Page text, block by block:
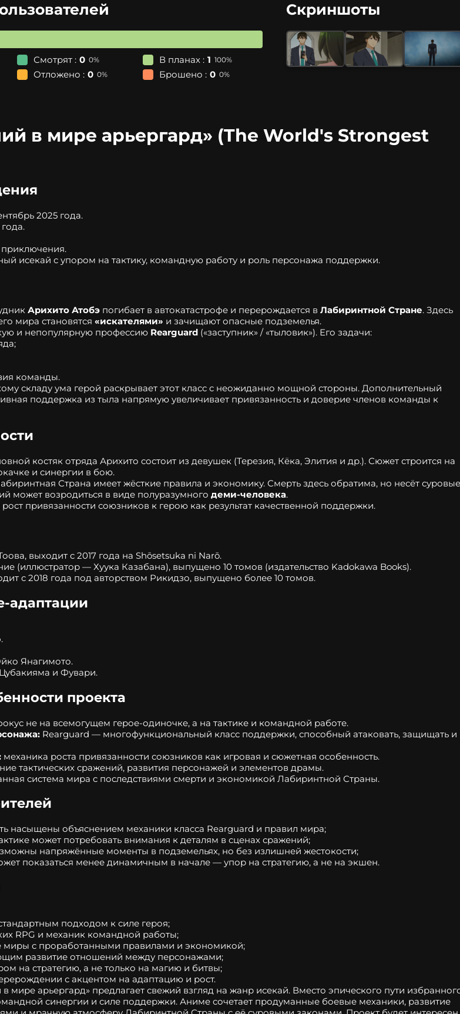
Смотрят : 0 0% В планах : 1 100%
Отложено : 0 0% Брошено : 0 0%
Скриншоты
в мире арьергард» (The World's Strongest
2025 года.
приключения.
исекай с упором на тактику, командную работу и роль персонажа поддержки.
Арихито Атобэ погибает в автокатастрофе и перерождается в Лабиринтной Стране. Здесь
мира становятся «искателями» и зачищают опасные подземелья.
и непопулярную профессию Rearguard («заступник» / «тыловик»). Его задачи:
команды.
складу ума герой раскрывает этот класс с неожиданно мощной стороны. Дополнительный
поддержка из тыла напрямую увеличивает привязанность и доверие членов команды к
костяк отряда Арихито состоит из девушек (Терезия, Кёка, Элития и др.). Сюжет строится на
и синергии в бою.
Страна имеет жёсткие правила и экономику. Смерть здесь обратима, но несёт
может возродиться в виде полуразумного деми‑человека.
рост привязанности союзников к герою как результат качественной поддержки.
выходит с 2017 года на Shōsetsuka ni Narō.
(иллюстратор — Хуука Казабана), выпущено 10 томов (издательство Kadokawa Books).
с 2018 года под авторством Рикидзо, выпущено более 10 томов.
Янагимото.
и Фувари.
проекта
не на всемогущем герое‑одиночке, а на тактике и командной работе.
Rearguard — многофункциональный класс поддержки, способный атаковать, защищать и
механика роста привязанности союзников как игровая и сюжетная особенность.
тактических сражений, развития персонажей и элементов драмы.
система мира с последствиями смерти и экономикой Лабиринтной Страны.
насыщены объяснением механики класса Rearguard и правил мира;
может потребовать внимания к деталям в сценах сражений;
напряжённые моменты в подземельях, но без излишней жестокости;
показаться менее динамичным в начале — упор на стратегию, а не на экшен.
подходом к силе героя;
RPG и механик командной работы;
миры с проработанными правилами и экономикой;
развитие отношений между персонажами;
на стратегию, а не только на магию и битвы;
с акцентом на адаптацию и рост.
мире арьергард» предлагает свежий взгляд на жанр исекай. Вместо эпического пути
синергии и силе поддержки. Аниме сочетает продуманные боевые механики, развитие